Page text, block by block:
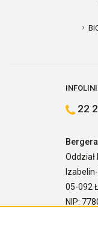
22
Oddział
05-092
NIP: